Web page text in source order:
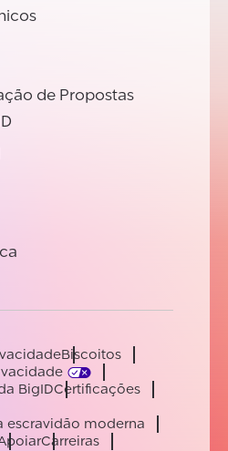
de Propostas
Biscoitos
BigIDCertificações
escravidão moderna
Carreiras